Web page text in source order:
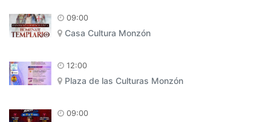
09:00
Casa Cultura Monzón
12:00
Plaza de las Culturas Monzón
09:00